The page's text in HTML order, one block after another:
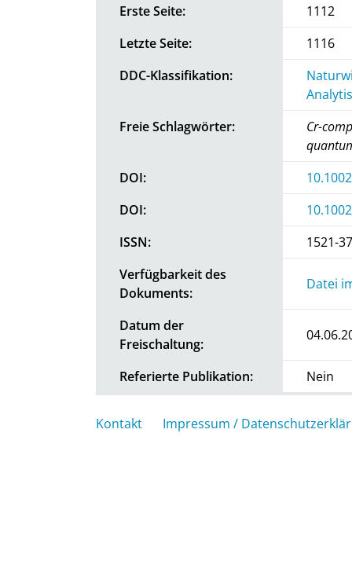
Erste Seite:
1112
Letzte Seite:
1116
DDC-Klassifikation:
Freie Schlagwörter:
Cr-
DOI:
DOI:
ISSN:
1521-
Verfügbarkeit des
Dokuments:
Datei
Datum der
Freischaltung:
Referierte Publikation: Nein
Kontakt Impressum /